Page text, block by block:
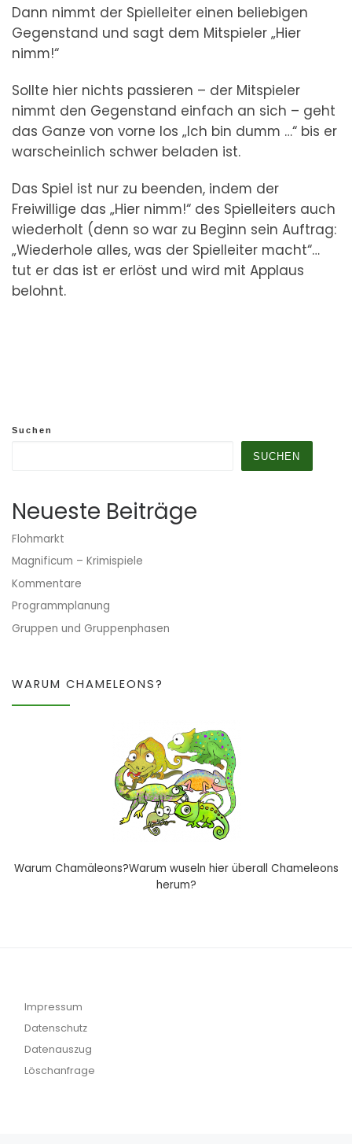
Dann nimmt der Spielleiter einen beliebigen
Gegenstand und sagt dem Mitspieler „Hier
nimm!“
Sollte hier nichts passieren – der Mitspieler
nimmt den Gegenstand einfach an sich – geht
das Ganze von vorne los „Ich bin dumm …“ bis er
warscheinlich schwer beladen ist.
Das Spiel ist nur zu beenden, indem der
Freiwillige das „Hier nimm!“ des Spielleiters auch
wiederholt (denn so war zu Beginn sein Auftrag:
„Wiederhole alles, was der Spielleiter macht“…
tut er das ist er erlöst und wird mit Applaus
belohnt.
Suchen
SUCHEN
Neueste Beiträge
Flohmarkt
Magnificum – Krimispiele
Kommentare
Programmplanung
Gruppen und Gruppenphasen
WARUM CHAMELEONS?
Warum Chamäleons?Warum wuseln hier überall Chameleons
herum?
Impressum
Datenschutz
Datenauszug
Löschanfrage